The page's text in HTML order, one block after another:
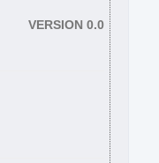
VERSION 0.0